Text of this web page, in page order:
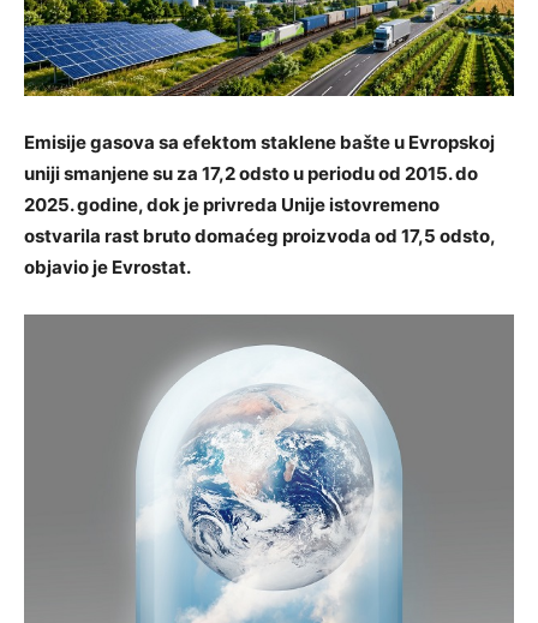
Emisije gasova sa efektom staklene bašte u Evropskoj
uniji smanjene su za 17,2 odsto u periodu od 2015. do
2025. godine, dok je privreda Unije istovremeno
ostvarila rast bruto domaćeg proizvoda od 17,5 odsto,
objavio je Evrostat.